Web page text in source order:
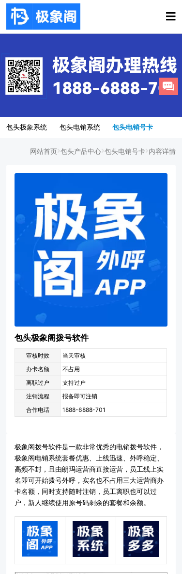
包头极象系统 包头电销系统 包头电销号卡
网站首页 包头产品中心 包头电销号卡 内容详情
包头极象阁拨号软件
审核时效
当天审核
办卡名额
不占用
离职过户
支持过户
注销流程
报备即可注销
合作电话
1888-6888-701
极象阁拨号软件是一款非常优秀的电销拨号软件，
极象阁电销系统套餐优惠、上线迅速、外呼稳定、
高频不封，且由朗玛运营商直接运营，员工线上实
名即可开始拨号外呼，实名也不占用三大运营商办
卡名额，同时支持随时注销，员工离职也可以过
户，新人继续使用原号码剩余的套餐和余额。